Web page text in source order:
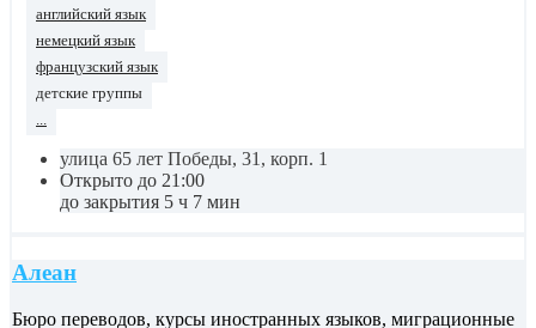
английский язык
немецкий язык
французский язык
детские группы
...
улица 65 лет Победы, 31, корп. 1
Открыто до 21:00
до закрытия 5 ч 7 мин
Алеан
Бюро переводов, курсы иностранных языков, миграционные